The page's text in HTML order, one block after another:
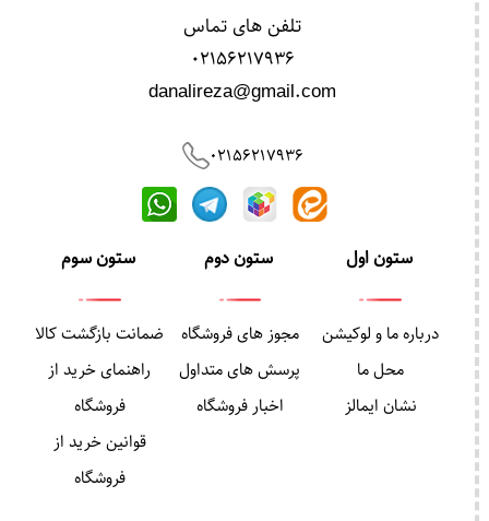
02156217936
تلفن های تماس
02156217936
danalireza@gmail.com
ستون اول
نشان ایمالز
درباره ما و لوکیشن
محل ما
ستون دوم
اخبار فروشگاه
پرسش های متداول
مجوز های فروشگاه
ستون سوم
قوانین خرید از
فروشگاه
راهنمای خرید از
فروشگاه
ضمانت بازگشت کالا